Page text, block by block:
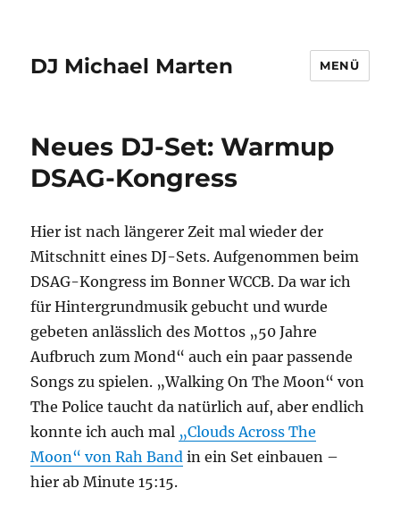
DJ Michael Marten MENÜ
Neues DJ-Set: Warmup
DSAG-Kongress
Hier ist nach längerer Zeit mal wieder der
Mitschnitt eines DJ-Sets. Aufgenommen beim
DSAG-Kongress im Bonner WCCB. Da war ich
für Hintergrundmusik gebucht und wurde
gebeten anlässlich des Mottos „50 Jahre
Aufbruch zum Mond“ auch ein paar passende
Songs zu spielen. „Walking On The Moon“ von
The Police taucht da natürlich auf, aber endlich
konnte ich auch mal „Clouds Across The
Moon“ von Rah Band in ein Set einbauen –
hier ab Minute 15:15.